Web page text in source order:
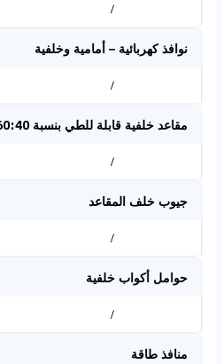
/
نوافذ كهربائية – أمامية وخلفية
/
مقاعد خلفية قابلة للطي بنسبة 60:40
/
جيوب خلف المقاعد
/
حوامل أكواب خلفية
/
منافذ طاقة